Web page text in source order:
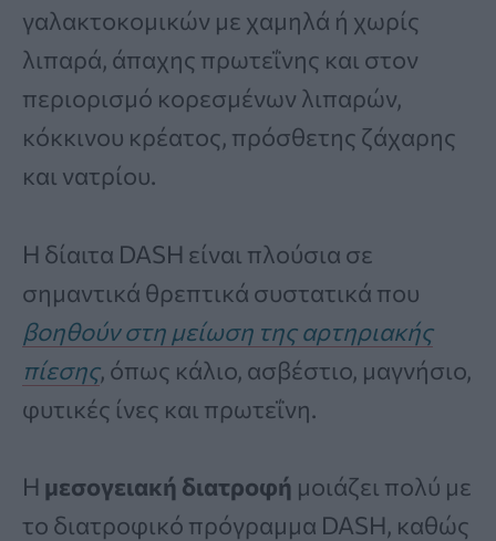
γαλακτοκομικών με χαμηλά ή χωρίς
λιπαρά, άπαχης πρωτεΐνης και στον
περιορισμό κορεσμένων λιπαρών,
κόκκινου κρέατος, πρόσθετης ζάχαρης
και νατρίου.
Η δίαιτα DASH είναι πλούσια σε
σημαντικά θρεπτικά συστατικά που
βοηθούν στη μείωση της αρτηριακής
πίεσης, όπως κάλιο, ασβέστιο, μαγνήσιο,
φυτικές ίνες και πρωτεΐνη.
Η μεσογειακή διατροφή μοιάζει πολύ με
το διατροφικό πρόγραμμα DASH, καθώς